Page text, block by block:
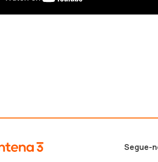
Segue-